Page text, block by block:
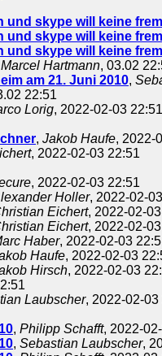
und skype will keine
und skype will keine
und skype will keine
Marcel Hartmann, 03.02
am 21. Juni 2010,
22:51
Lorig, 2022-02-03 22:51
, Jakob Haufe, 2022-
, 2022-02-03 22:51
, 2022-02-03 22:51
Holler, 2022-02-
Eichert, 2022-02-
Eichert, 2022-02-
Haber, 2022-02-03
Haufe, 2022-02-03
Hirsch, 2022-02-03
Laubscher, 2022-02-03
, Philipp Schafft, 2022-
, Sebastian Laubscher,